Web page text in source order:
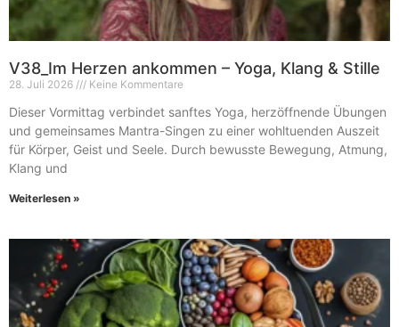
V38_Im Herzen ankommen – Yoga, Klang & Stille
28. Juli 2026 Keine Kommentare
Dieser Vormittag verbindet sanftes Yoga, herzöffnende Übungen
und gemeinsames Mantra-Singen zu einer wohltuenden Auszeit
für Körper, Geist und Seele. Durch bewusste Bewegung, Atmung,
Klang und
Weiterlesen »